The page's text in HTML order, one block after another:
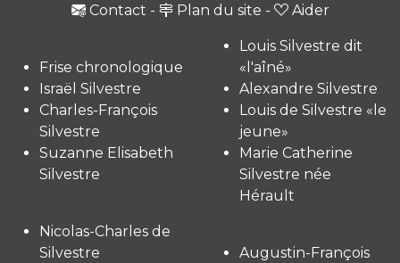
Contact - Plan du site - Aider
Frise chronologique
Israël Silvestre
Charles-François
Silvestre
Suzanne Elisabeth
Silvestre
Louis Silvestre dit
«l'aîné»
Alexandre Silvestre
Louis de Silvestre «le
jeune»
Marie Catherine
Silvestre née
Hérault
Nicolas-Charles de
Silvestre
Augustin-François